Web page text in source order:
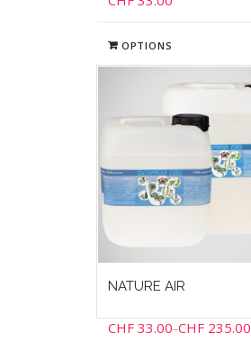
OPTIONS
NATURE AIR
CHF33.00–CHF235.00